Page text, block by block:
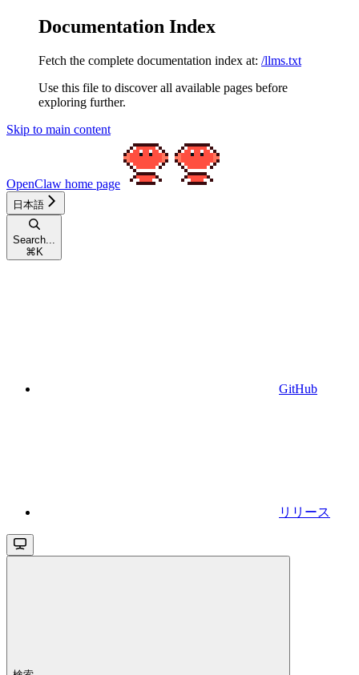
Documentation Index
Fetch the complete documentation index at: /llms.txt
Use this file to discover all available pages before
exploring further.
Skip to main content
OpenClaw home page
日本語
Search...
⌘ K
GitHub
リリース